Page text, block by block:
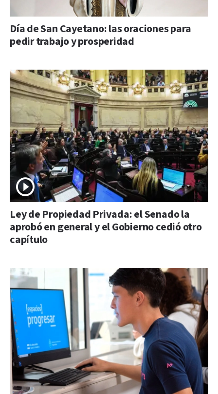
Día de San Cayetano: las oraciones para
pedir trabajo y prosperidad
Ley de Propiedad Privada: el Senado la
aprobó en general y el Gobierno cedió otro
capítulo